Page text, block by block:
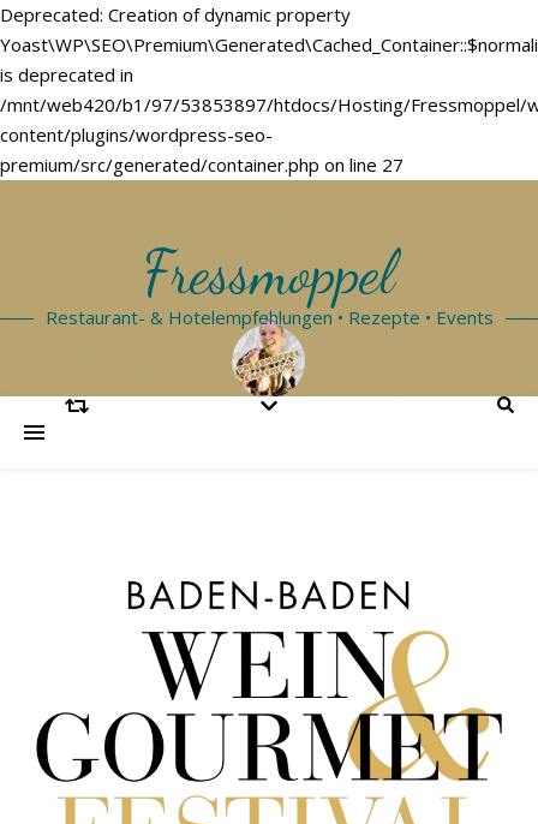
Deprecated: Creation of dynamic property
is deprecated in
/mnt/web420/b1/97/53853897/htdocs/Hosting/Fressmoppel/
content/plugins/wordpress-seo-
premium/src/generated/container.php on line 27
Fressmoppel
Restaurant- & Hotelempfehlungen • Rezepte • Events